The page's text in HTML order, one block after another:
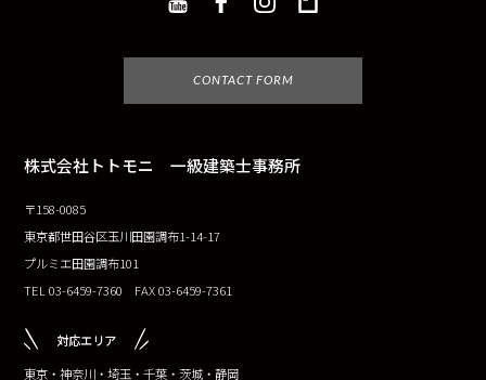
CONTACT FORM
株式会社トトモニ 一級建築士事務所
〒158-0085
東京都世田谷区玉川田園調布1-14-17
プルミエ田園調布101
TEL 03-6459-7360 FAX 03-6459-7361
対応エリア
東京・神奈川・埼玉・千葉・茨城・静岡